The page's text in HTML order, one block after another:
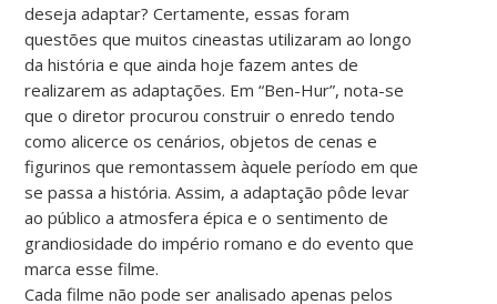
deseja adaptar? Certamente, essas foram
questões que muitos cineastas utilizaram ao longo
da história e que ainda hoje fazem antes de
realizarem as adaptações. Em “Ben-Hur”, nota-se
que o diretor procurou construir o enredo tendo
como alicerce os cenários, objetos de cenas e
figurinos que remontassem àquele período em que
se passa a história. Assim, a adaptação pôde levar
ao público a atmosfera épica e o sentimento de
grandiosidade do império romano e do evento que
marca esse filme.
Cada filme não pode ser analisado apenas pelos